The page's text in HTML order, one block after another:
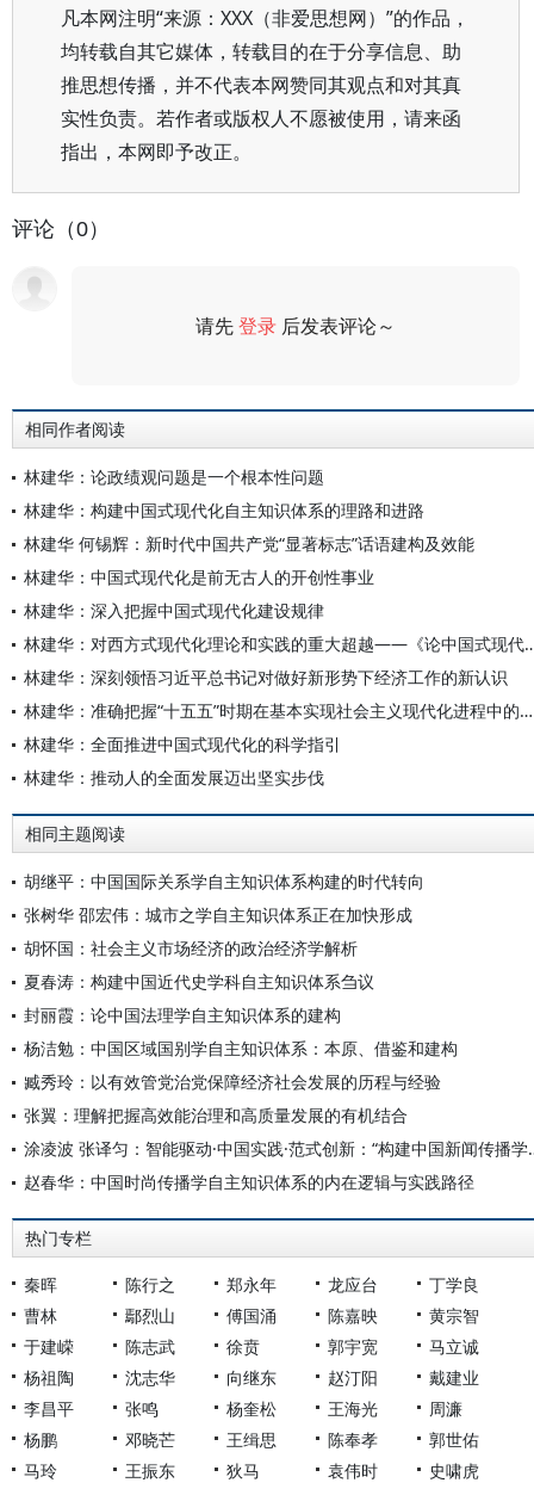
凡本网注明“来源：XXX（非爱思想网）”的作品，
均转载自其它媒体，转载目的在于分享信息、助
推思想传播，并不代表本网赞同其观点和对其真
实性负责。若作者或版权人不愿被使用，请来函
指出，本网即予改正。
评论（0）
请先登录 后发表评论～
相同作者阅读
林建华：论政绩观问题是一个根本性问题
林建华：构建中国式现代化自主知识体系的理路和进路
林建华 何锡辉：新时代中国共产党“显著标志”话语建构及效能
林建华：中国式现代化是前无古人的开创性事业
林建华：深入把握中国式现代化建设规律
林建华：对西方式现代化理论
林建华：深刻领悟习近平总书记对做好新形势下经济工作的新认识
林建华：准确把握“十五五”时期在基本实现社会主义现代化进程中的重要地位
林建华：全面推进中国式现代化的科学指引
林建华：推动人的全面发展迈出坚实步伐
相同主题阅读
胡继平：中国国际关系学自主知识体系构建的时代转向
张树华 邵宏伟：城市之学自主知识体系正在加快形成
胡怀国：社会主义市场经济的政治经济学解析
夏春涛：构建中国近代史学科自主知识体系刍议
封丽霞：论中国法理学自主知识体系的建构
杨洁勉：中国区域国别学自主知识体系：本原、借鉴和建构
臧秀玲：以有效管党治党保障经济社会发展的历程与经验
张翼：理解把握高效能治理和高质量发展的有机结合
涂凌波 张译匀：智能驱
赵春华：中国时尚传播学自主知识体系的内在逻辑与实践路径
热门专栏
秦晖 陈行之 郑永年 龙应台
丁学良
曹林
鄢烈山 傅国涌 陈嘉映
黄宗智
于建嵘
陈志武 徐贲 郭宇宽
马立诚
杨祖陶
沈志华 向继东 赵汀阳
戴建业
李昌平
张鸣 杨奎松 王海光
周濂
杨鹏
邓晓芒 王缉思 陈奉孝
郭世佑
马玲
王振东 狄马 袁伟时 史啸虎